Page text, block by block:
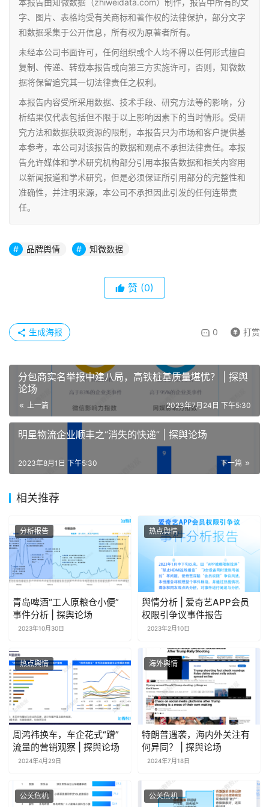
本报告由知微数据（zhiweidata.com）制作，报告中所有的文
字、图片、表格均受有关商标和著作权的法律保护，部分文字
和数据采集于公开信息，所有权为原著者所有。
未经本公司书面许可，任何组织或个人均不得以任何形式擅自
复制、传递、转载本报告或向第三方实施许可，否则，知微数
据将保留追究其一切法律责任之权利。
本报告内容受所采用数据、技术手段、研究方法等的影响，分
析结果仅代表包括但不限于以上影响因素下的当时情形。受研
究方法和数据获取资源的限制，本报告只为市场和客户提供基
本参考，本公司对该报告的数据和观点不承担法律责任。本报
告允许媒体和学术研究机构部分引用本报告数据和相关内容用
以新闻报道和学术研究，但是必须保证所引用部分的完整性和
准确性，并注明来源，本公司不承担因此引发的任何连带责
任。
品牌舆情 知微数据
赞 (0)
0 打赏
生成海报
分包商实名举报中建八局，高铁桩基质量堪忧？ | 探舆
论场
上一篇 2023年7月24日 下午5:30
明星物流企业顺丰之“消失的快递” | 探舆论场
下一篇
2023年8月1日 下午5:30
相关推荐
分析报告
青岛啤酒“工人原粮仓小便”
事件分析 | 探舆论场
2023年10月30日
热点舆情
舆情分析 | 爱奇艺APP会员
权限引争议事件报告
2023年2月10日
热点舆情
周鸿祎换车，车企花式“蹭”
流量的营销观察 | 探舆论场
2024年4月29日
海外舆情
特朗普遇袭，海内外关注有
何异同？ | 探舆论场
2024年7月18日
公关危机 公关危机